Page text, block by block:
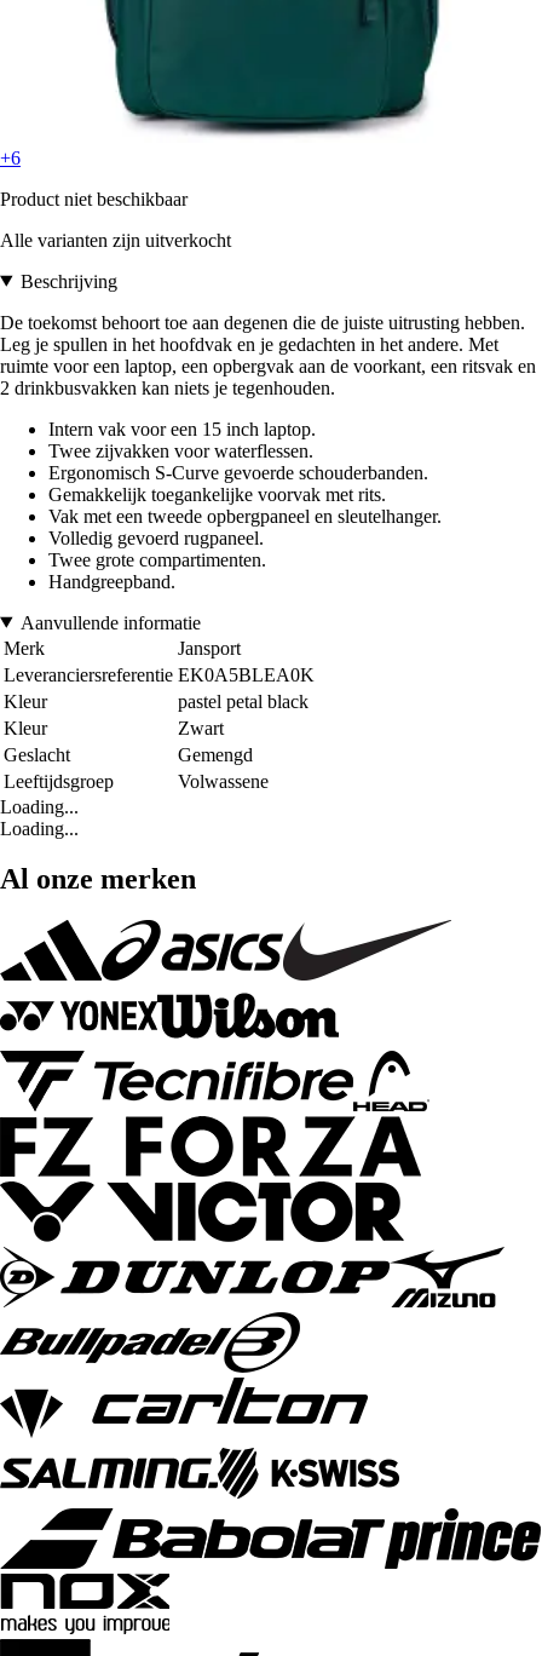
+6
Product niet beschikbaar
Alle varianten zijn uitverkocht
Beschrijving
De toekomst behoort toe aan degenen die de juiste uitrusting hebben.
Leg je spullen in het hoofdvak en je gedachten in het andere. Met
ruimte voor een laptop, een opbergvak aan de voorkant, een ritsvak en
2 drinkbusvakken kan niets je tegenhouden.
Intern vak voor een 15 inch laptop.
Twee zijvakken voor waterflessen.
Ergonomisch S-Curve gevoerde schouderbanden.
Gemakkelijk toegankelijke voorvak met rits.
Vak met een tweede opbergpaneel en sleutelhanger.
Volledig gevoerd rugpaneel.
Twee grote compartimenten.
Handgreepband.
Aanvullende informatie
Merk
Jansport
Leveranciersreferentie EK0A5BLEA0K
Kleur
pastel petal black
Kleur
Zwart
Geslacht
Gemengd
Leeftijdsgroep
Volwassene
Loading...
Loading...
Al onze merken